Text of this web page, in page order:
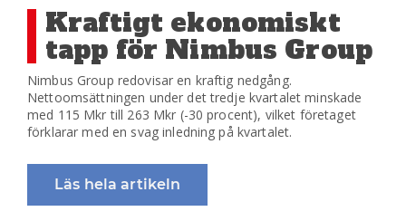
Kraftigt ekonomiskt
tapp för Nimbus Group
Nimbus Group redovisar en kraftig nedgång.
Nettoomsättningen under det tredje kvartalet minskade
med 115 Mkr till 263 Mkr (-30 procent), vilket företaget
förklarar med en svag inledning på kvartalet.
Läs hela artikeln